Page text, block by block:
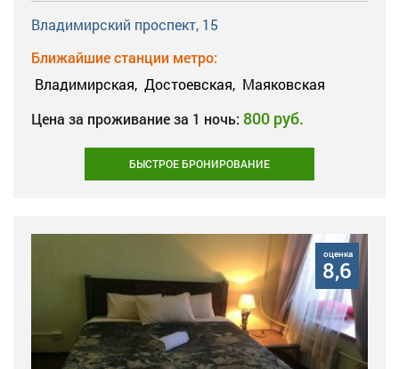
Владимирский проспект, 15
Ближайшие станции метро:
Владимирская, Достоевская, Маяковская
Цена за проживание за 1 ночь: 800 руб.
БЫСТРОЕ БРОНИРОВАНИЕ
оценка
8,6